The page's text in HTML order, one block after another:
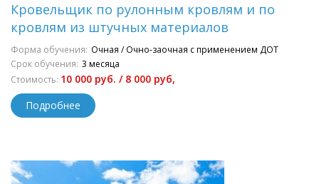
Кровельщик по рулонным кровлям и по
кровлям из штучных материалов
Форма обучения: Очная / Очно-заочная с применением ДОТ
Срок обучения: 3 месяца
Стоимость: 10 000 руб. / 8 000 руб,
Подробнее